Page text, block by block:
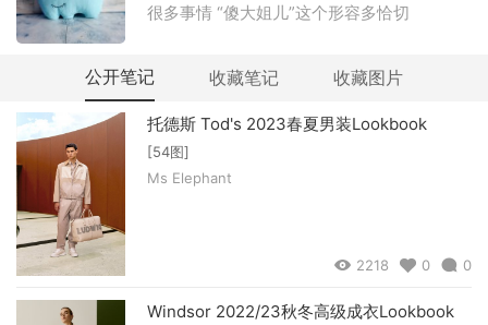
很多事情 “傻大姐儿”这个形容多恰切
公开笔记 收藏笔记 收藏图片
托德斯 Tod's 2023春夏男装Lookbook
[54图]
Ms Elephant
2218 0 0
Windsor 2022/23秋冬高级成衣Lookbook